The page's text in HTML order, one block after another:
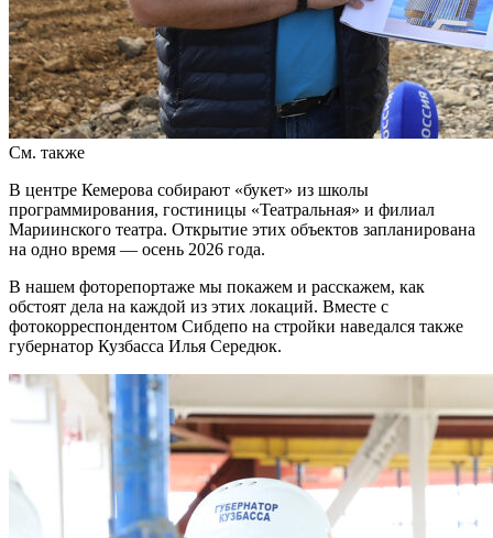
См. также
В центре Кемерова собирают «букет» из школы
программирования, гостиницы «Театральная» и филиал
Мариинского театра. Открытие этих объектов запланирована
на одно время — осень 2026 года.
В нашем фоторепортаже мы покажем и расскажем, как
обстоят дела на каждой из этих локаций. Вместе с
фотокорреспондентом Сибдепо на стройки наведался также
губернатор Кузбасса Илья Середюк.